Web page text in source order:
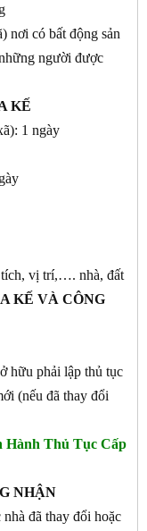
nơi có bất động sản
người được
KẾ
1 ngày
tích, vị trí,…. nhà, đất
KẾ VÀ CÔNG
hữu phải lập thủ tục
(nếu đã thay đổi
Hành Thủ Tục Cấp
NHẬN
đã thay đổi hoặc